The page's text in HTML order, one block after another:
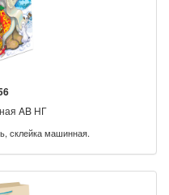
AB НГ
склейка машинная.